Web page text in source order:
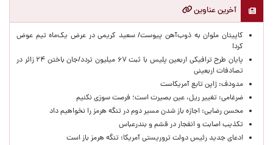
آخرین عناوین
کاپیتان ملوان به ذوب‌آهن پیوست/ سعید کریمی در عرض یک‌ماه تیم عوض
کرد!
پایان طرح ترافیکی اربعین پلیس با ثبت ۶۷ میلیون تردد/جان باختن ۲۴ زائر در
تصادفات اربعینی
مدودف: ژاپن تابع آمریکاست
ضرغامی: تغییر ریل، عین بصیرت است؛ فرصت سوزی نکنیم
محسن رضایی: اجازه باز شدن مسیر دوم در تنگه هرمز را نخواهیم داد
تکذیب اصابت و انفجار در قشم و بندرعباس
ادعای جدید رئیس دولت تروریستی آمریکا: تنگه هرمز باز است